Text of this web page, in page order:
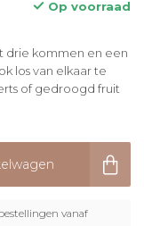
Op voorraad
drie kommen en een
los van elkaar te
of gedroogd fruit
vanaf